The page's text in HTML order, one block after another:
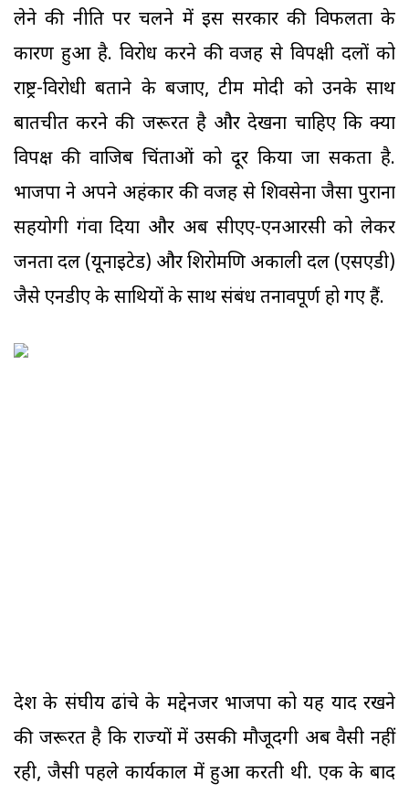
लेने की नीति पर चलने में इस सरकार की विफलता के
कारण हुआ है. विरोध करने की वजह से विपक्षी दलों को
राष्ट्र-विरोधी बताने के बजाए, टीम मोदी को उनके साथ
बातचीत करने की जरूरत है और देखना चाहिए कि क्या
विपक्ष की वाजिब चिंताओं को दूर किया जा सकता है.
भाजपा ने अपने अहंकार की वजह से शिवसेना जैसा पुराना
सहयोगी गंवा दिया और अब सीएए-एनआरसी को लेकर
जनता दल (यूनाइटेड) और शिरोमणि अकाली दल (एसएडी)
जैसे एनडीए के साथियों के साथ संबंध तनावपूर्ण हो गए हैं.
देश के संघीय ढांचे के मद्देनजर भाजपा को यह याद रखने
की जरूरत है कि राज्यों में उसकी मौजूदगी अब वैसी नहीं
रही, जैसी पहले कार्यकाल में हुआ करती थी. एक के बाद